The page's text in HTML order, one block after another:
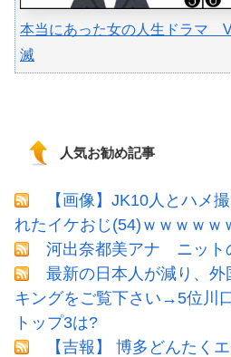
本当にあった女の人生ドラマ
滅
人気お勧め記事
【画像】JK10人とハメ
れたイケおじ(54)ｗｗｗｗｗ
河出奈都美アナ ニット
最新の日本人が減り、
キングをご覧下さい→5位川
トップ3は?
【吉報】 博多どんたく